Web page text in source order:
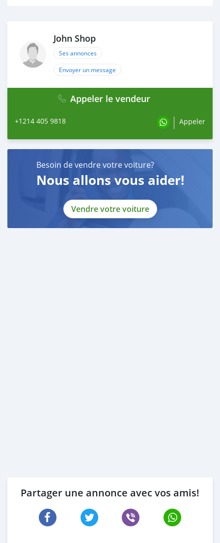
John Shop
Ses annonces
Envoyer un message
Appeler le vendeur
+1214 405 9818 Appeler
Besoin de vendre votre voiture?
Nous allons vous aider!
Vendre votre voiture
Partager une annonce avec vos amis!